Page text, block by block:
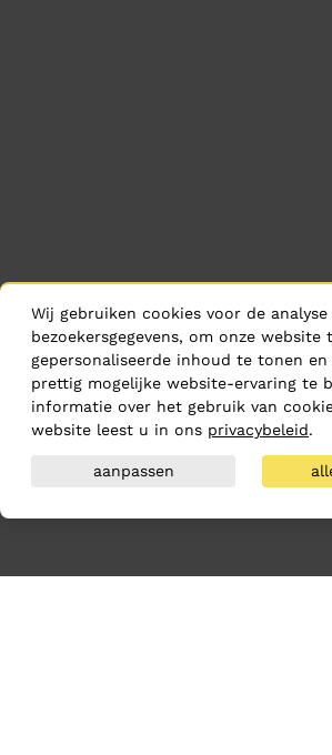
Wij gebruiken cookies voor de analyse
bezoekersgegevens, om onze website
gepersonaliseerde inhoud te tonen
prettig mogelijke website-ervaring te
informatie over het gebruik van
website leest u in ons privacybeleid.
aanpassen